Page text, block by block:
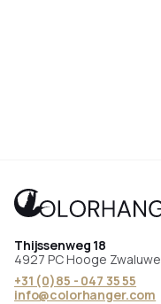
Thijssenweg 18
4927 PC Hooge Zwaluwe
+31 (0)85 - 047 35 55
info@colorhanger.com